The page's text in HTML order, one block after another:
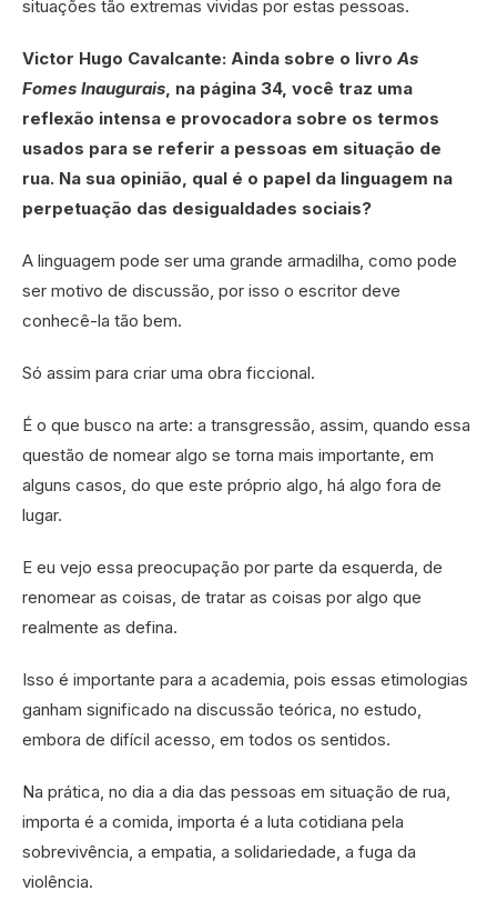
situações tão extremas vividas por estas pessoas.
Victor Hugo Cavalcante: Ainda sobre o livro As
Fomes Inaugurais , na página 34, você traz uma
reflexão intensa e provocadora sobre os termos
usados para se referir a pessoas em situação de
rua. Na sua opinião, qual é o papel da linguagem na
perpetuação das desigualdades sociais?
A linguagem pode ser uma grande armadilha, como pode
ser motivo de discussão, por isso o escritor deve
conhecê-la tão bem.
Só assim para criar uma obra ficcional.
É o que busco na arte: a transgressão, assim, quando essa
questão de nomear algo se torna mais importante, em
alguns casos, do que este próprio algo, há algo fora de
lugar.
E eu vejo essa preocupação por parte da esquerda, de
renomear as coisas, de tratar as coisas por algo que
realmente as defina.
Isso é importante para a academia, pois essas etimologias
ganham significado na discussão teórica, no estudo,
embora de difícil acesso, em todos os sentidos.
Na prática, no dia a dia das pessoas em situação de rua,
importa é a comida, importa é a luta cotidiana pela
sobrevivência, a empatia, a solidariedade, a fuga da
violência.